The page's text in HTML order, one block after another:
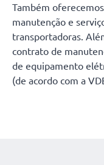
Também
manutenção e
transportadoras.
contrato de
de equipamento
(de acordo com a